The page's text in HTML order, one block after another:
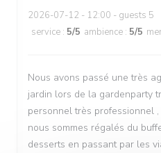
2026-07-12 - 12:00 - guests 5
service : 5/5 ambience : 5/5
Nous avons passé une très
jardin lors de la gardenparty
personnel très professionnel
nous sommes régalés du
desserts en passant par les